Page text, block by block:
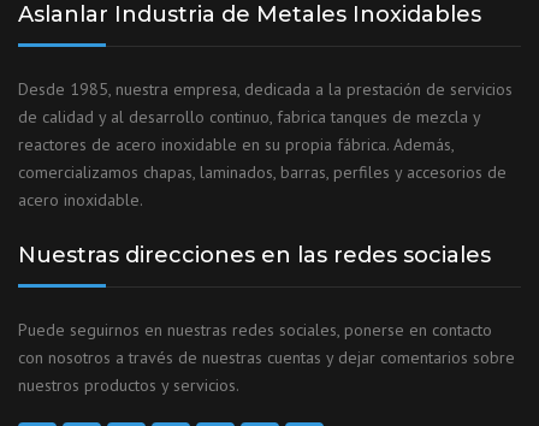
Aslanlar Industria de Metales Inoxidables
Desde 1985, nuestra empresa, dedicada a la prestación de servicios
de calidad y al desarrollo continuo, fabrica tanques de mezcla y
reactores de acero inoxidable en su propia fábrica. Además,
comercializamos chapas, laminados, barras, perfiles y accesorios de
acero inoxidable.
Nuestras direcciones en las redes sociales
Puede seguirnos en nuestras redes sociales, ponerse en contacto
con nosotros a través de nuestras cuentas y dejar comentarios sobre
nuestros productos y servicios.